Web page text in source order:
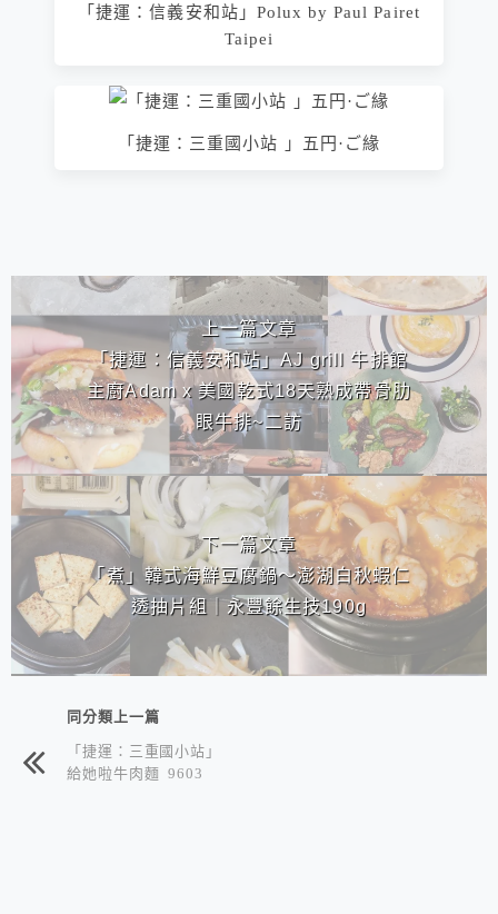
「捷運：信義安和站」Polux by Paul Pairet
Taipei
「捷運：三重國小站 」五円·ご緣
相連文章
上一篇文章
「捷運：信義安和站」AJ grill 牛排館
主廚Adam x 美國乾式18天熟成帶骨肋
眼牛排~二訪
下一篇文章
「煮」韓式海鮮豆腐鍋～澎湖白秋蝦仁
透抽片組｜永豐餘生技190g
同分類上一篇
「捷運：三重國小站」
給她啦牛肉麵 9603